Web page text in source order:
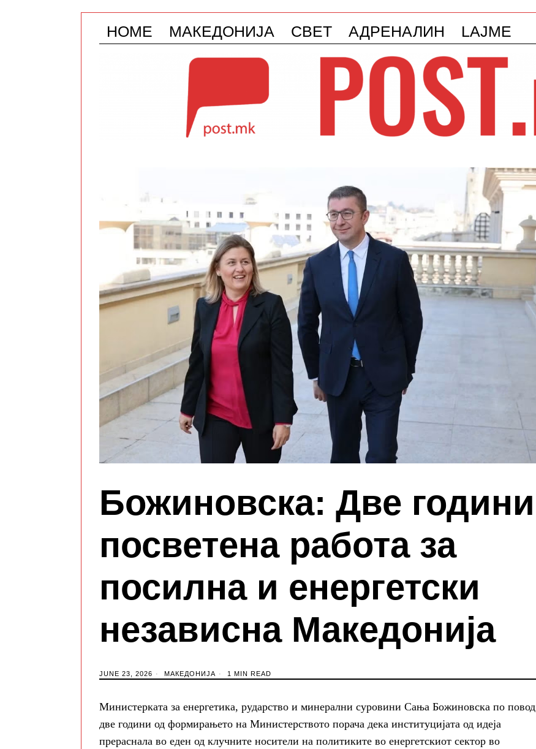
HOME МАКЕДОНИЈА СВЕТ АДРЕНАЛИН LAJME
Божиновска: Две години
посветена работа за
посилна и енергетски
независна Македонија
JUNE 23, 2026 МАКЕДОНИЈА 1 MIN READ
Министерката за енергетика, рударство и минерални суровини Сања Божиновска по повод
две години од формирањето на Министерството порача дека институцијата од идеја
прераснала во еден од клучните носители на политиките во енергетскиот сектор во